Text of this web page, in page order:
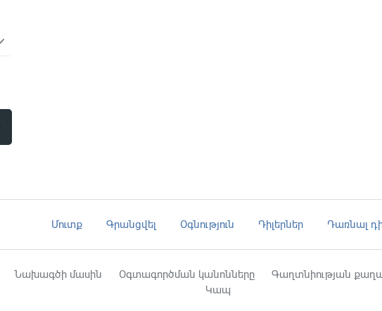
Մուտք Գրանցվել Օգնություն Դիլերներ Դառնալ
Նախագծի մասին Օգտագործման կանոնները Գաղտնիության
Կապ